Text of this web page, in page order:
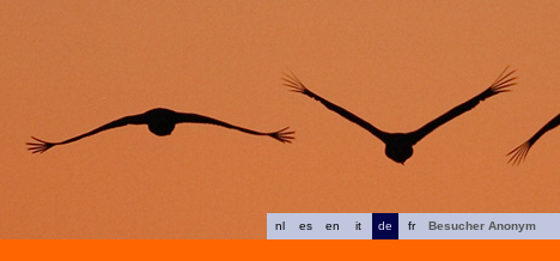
fr
de
it
en
es
nl
Besucher Anonym